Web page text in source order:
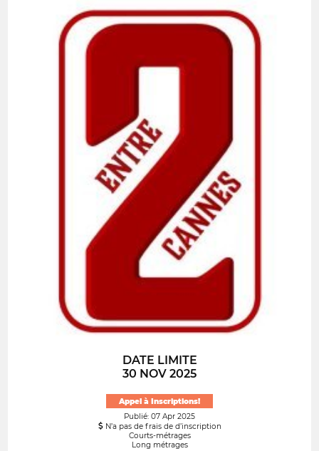
DATE LIMITE
30 NOV 2025
Appel à Inscriptions!
Publié: 07 Apr 2025
N’a pas de frais de d’inscription
Courts-métrages
Long métrages